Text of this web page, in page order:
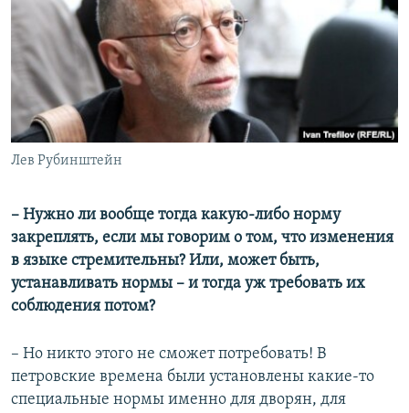
Лев Рубинштейн
– Нужно ли вообще тогда какую-либо норму
закреплять, если мы говорим о том, что изменения
в языке стремительны? Или, может быть,
устанавливать нормы – и тогда уж требовать их
соблюдения потом?
– Но никто этого не сможет потребовать! В
петровские времена были установлены какие-то
специальные нормы именно для дворян, для